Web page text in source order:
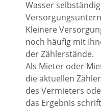
Wasser
Kleinere
noch häufig mit
der Zählerstände.
Als Mieter oder
die aktuellen
des Vermieters
das Ergebnis